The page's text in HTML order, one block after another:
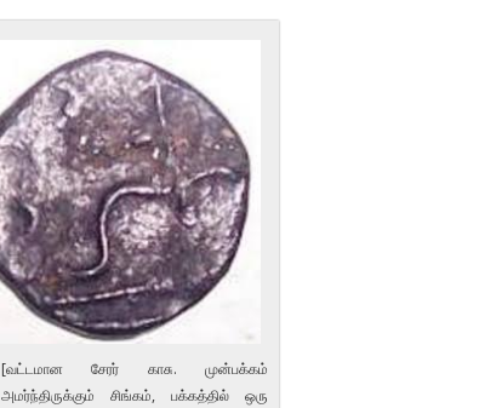
[வட்டமான சேரர் காசு. முன்பக்கம்
அமர்ந்திருக்கும் சிங்கம், பக்கத்தில் ஒரு